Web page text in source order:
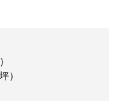
）